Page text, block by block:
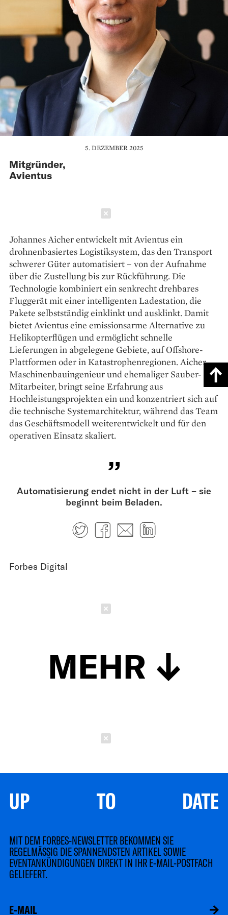
5. DEZEMBER 2025
Mitgründer,
Avientus
Johannes Aicher entwickelt mit Avientus ein
drohnenbasiertes Logistiksystem, das den Transport
schwerer Güter automatisiert – von der Aufnahme
über die Zustellung bis zur Rückführung. Die
Technologie kombiniert ein senkrecht drehbares
Fluggerät mit einer intelligenten Ladestation, die
Pakete selbstständig einklinkt und ausklinkt. Damit
bietet Avientus eine emissionsarme Alternative zu
Helikopterflügen und ermöglicht schnelle
Lieferungen in abgelegene Gebiete, auf Offshore-
Plattformen oder in Katastrophenregionen. Aicher,
Maschinenbauingenieur und ehemaliger Sauber-
Mitarbeiter, bringt seine Erfahrung aus
Hochleistungsprojekten ein und konzentriert sich auf
die technische Systemarchitektur, während das Team
das Geschäftsmodell weiterentwickelt und für den
operativen Einsatz skaliert.
Automatisierung endet nicht in der Luft – sie
beginnt beim Beladen.
TwitterFacebook
E-mail
Forbes Digital
MEHR
UP TO DATE
MIT DEM FORBES-NEWSLETTER BEKOMMEN SIE
REGELMÄSSIG DIE SPANNENDSTEN ARTIKEL SOWIE
EVENTANKÜNDIGUNGEN DIREKT IN IHR E-MAIL-POSTFACH
GELIEFERT.